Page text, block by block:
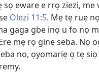
sọ eware e rrọ ziezi, me
Olezi 11:5. Mẹ tẹ ruẹ
gaga gbe inọ u fo nọ
mẹ rọ ginẹ seba. Nọ
no, ọyomariẹ ọ tẹ